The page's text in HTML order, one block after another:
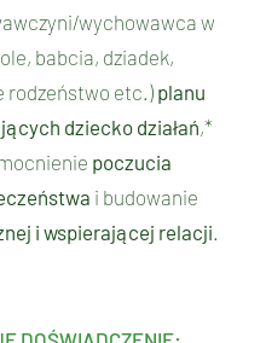
wychowawca w
babcia, dziadek,
rodzeństwo etc.) planu
dziecko działań,*
poczucia
i budowanie
i wspierającej relacji.